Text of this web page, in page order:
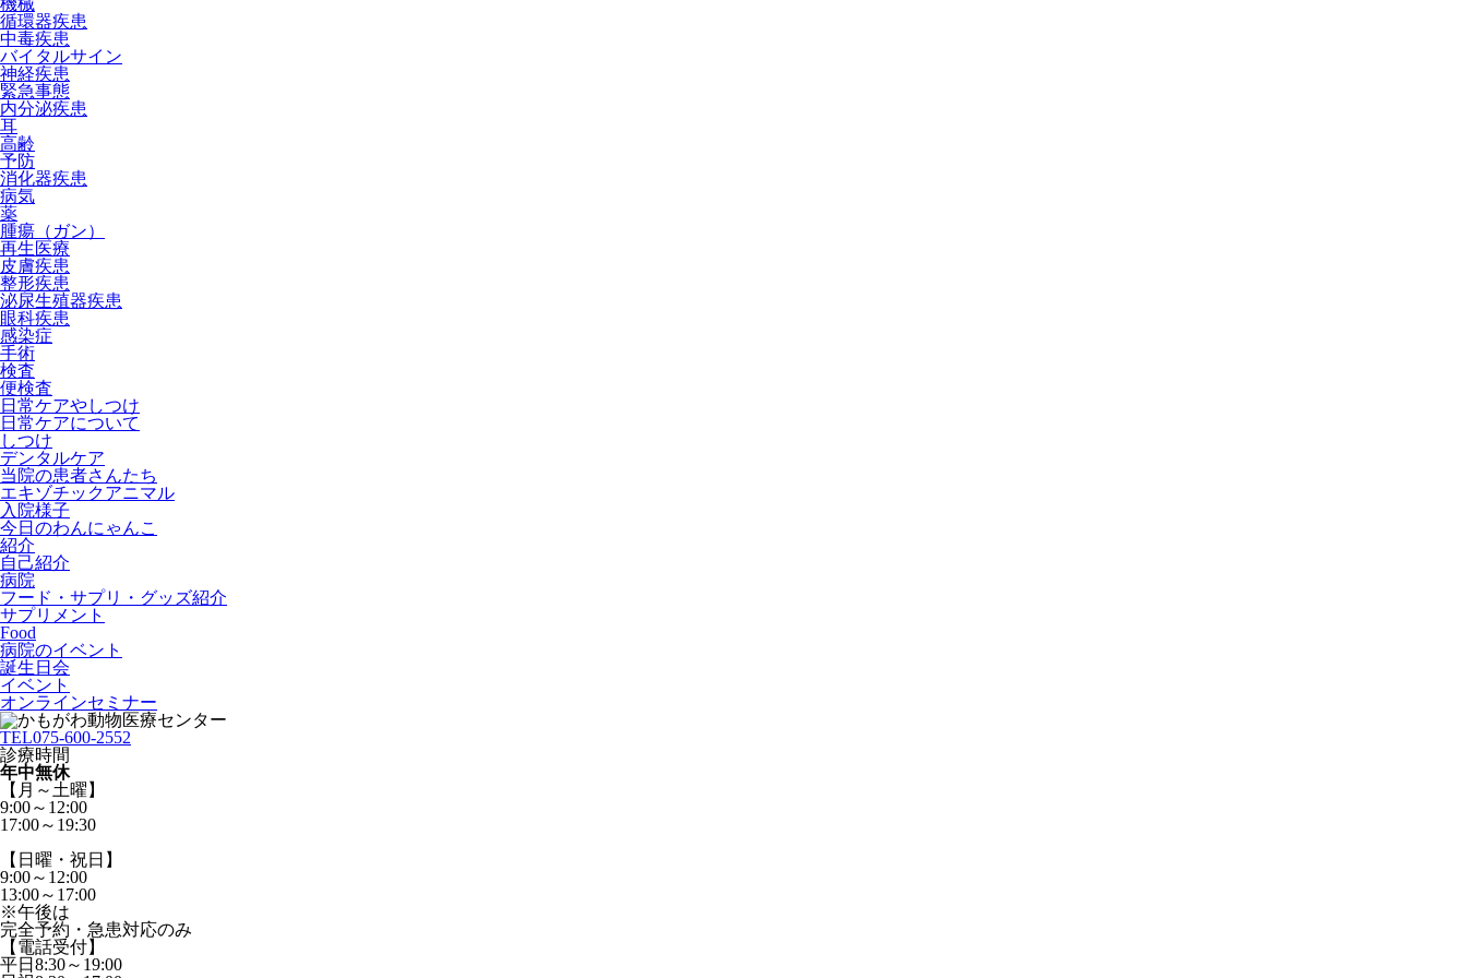
機械
循環器疾患
中毒疾患
バイタルサイン
神経疾患
緊急事態
内分泌疾患
耳
高齢
予防
消化器疾患
病気
薬
腫瘍（ガン）
再生医療
皮膚疾患
整形疾患
泌尿生殖器疾患
眼科疾患
感染症
手術
検査
便検査
日常ケアやしつけ
日常ケアについて
しつけ
デンタルケア
当院の患者さんたち
エキゾチックアニマル
入院様子
今日のわんにゃんこ
紹介
自己紹介
病院
フード・サプリ・グッズ紹介
サプリメント
Food
病院のイベント
誕生日会
イベント
オンラインセミナー
TEL075-600-2552
診療時間
年中無休
【月～土曜】
9:00～12:00
17:00～19:30
【日曜・祝日】
9:00～12:00
13:00～17:00
※午後は
完全予約・急患対応のみ
【電話受付】
平日8:30～19:00